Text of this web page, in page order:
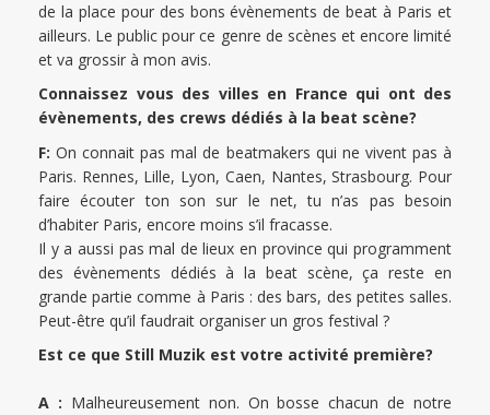
de la place pour des bons évènements de beat à Paris et
ailleurs. Le public pour ce genre de scènes et encore limité
et va grossir à mon avis.
Connaissez vous des villes en France qui ont des
évènements, des crews dédiés à la beat scène?
F: On connait pas mal de beatmakers qui ne vivent pas à
Paris. Rennes, Lille, Lyon, Caen, Nantes, Strasbourg. Pour
faire écouter ton son sur le net, tu n’as pas besoin
d’habiter Paris, encore moins s’il fracasse.
Il y a aussi pas mal de lieux en province qui programment
des évènements dédiés à la beat scène, ça reste en
grande partie comme à Paris : des bars, des petites salles.
Peut-être qu’il faudrait organiser un gros festival ?
Est ce que Still Muzik est votre activité première?
A : Malheureusement non. On bosse chacun de notre